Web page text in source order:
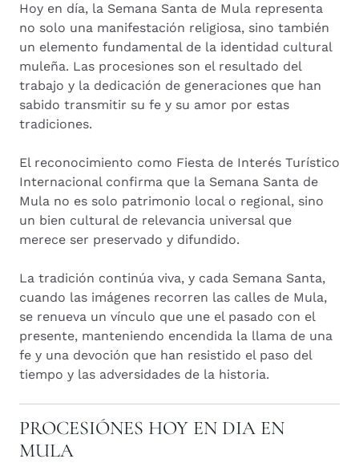
Hoy en día, la Semana Santa de Mula representa
no solo una manifestación religiosa, sino también
un elemento fundamental de la identidad cultural
muleña. Las procesiones son el resultado del
trabajo y la dedicación de generaciones que han
sabido transmitir su fe y su amor por estas
tradiciones.
El reconocimiento como Fiesta de Interés Turístico
Internacional confirma que la Semana Santa de
Mula no es solo patrimonio local o regional, sino
un bien cultural de relevancia universal que
merece ser preservado y difundido.
La tradición continúa viva, y cada Semana Santa,
cuando las imágenes recorren las calles de Mula,
se renueva un vínculo que une el pasado con el
presente, manteniendo encendida la llama de una
fe y una devoción que han resistido el paso del
tiempo y las adversidades de la historia.
PROCESIÓNES HOY EN DIA EN
MULA